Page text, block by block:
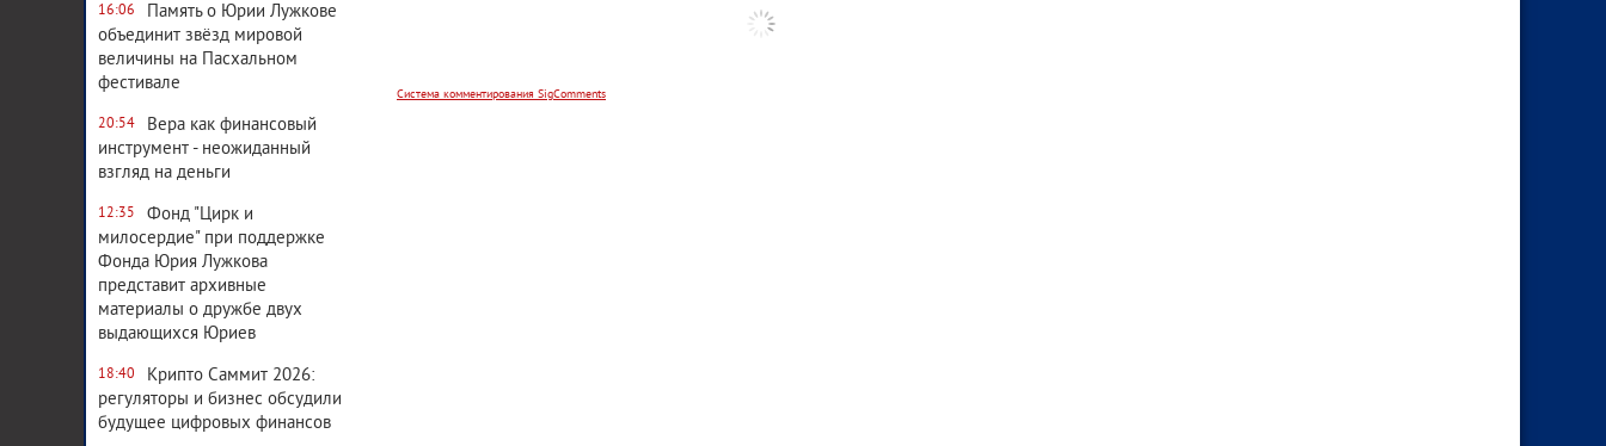
16:06
Память о Юрии Лужкове
объединит звёзд мировой
величины на Пасхальном
фестивале
20:54
Вера как финансовый
инструмент - неожиданный
взгляд на деньги
12:35
Фонд "Цирк и
милосердие" при поддержке
Фонда Юрия Лужкова
представит архивные
материалы о дружбе двух
выдающихся Юриев
18:40
Крипто Саммит 2026:
регуляторы и бизнес обсудили
будущее цифровых финансов